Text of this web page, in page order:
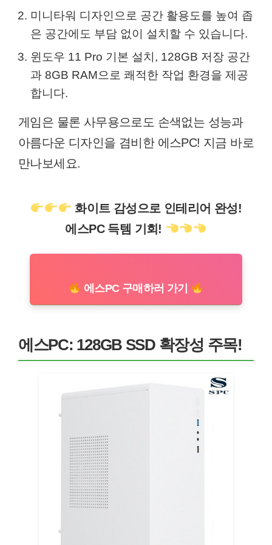
미니타워 디자인으로 공간 활용도를 높여 좁
은 공간에도 부담 없이 설치할 수 있습니다.
윈도우 11 Pro 기본 설치, 128GB 저장 공간
과 8GB RAM으로 쾌적한 작업 환경을 제공
합니다.
게임은 물론 사무용으로도 손색없는 성능과
아름다운 디자인을 겸비한 에스PC! 지금 바로
만나보세요.
화이트 감성으로 인테리어 완성!
에스PC 득템 기회!
에스PC 구매하러 가기
에스PC: 128GB SSD 확장성 주목!